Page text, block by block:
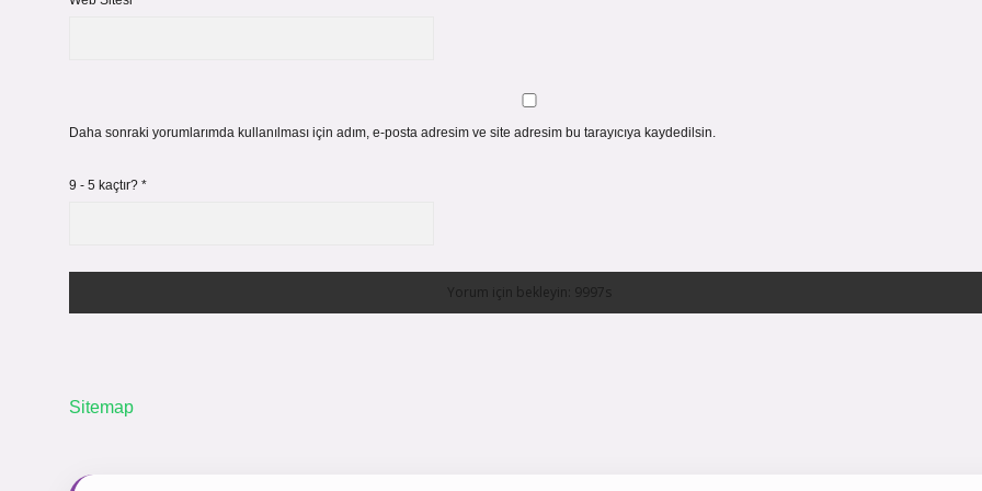
Daha sonraki yorumlarımda kullanılması için adım, e-posta adresim ve site adresim bu tarayıcıya kaydedilsin.
9 - 5 kaçtır? *
Sitemap